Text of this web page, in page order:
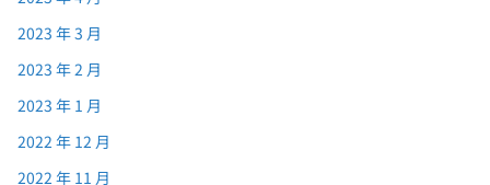
2023 年 3 月
2023 年 2 月
2023 年 1 月
2022 年 12 月
2022 年 11 月